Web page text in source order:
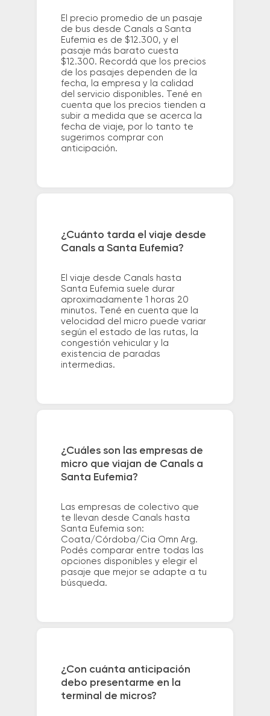
El precio promedio de un pasaje
de bus desde Canals a Santa
Eufemia es de $12.300, y el
pasaje más barato cuesta
$12.300. Recordá que los precios
de los pasajes dependen de la
fecha, la empresa y la calidad
del servicio disponibles. Tené en
cuenta que los precios tienden a
subir a medida que se acerca la
fecha de viaje, por lo tanto te
sugerimos comprar con
anticipación.
¿Cuánto tarda el viaje desde
Canals a Santa Eufemia?
El viaje desde Canals hasta
Santa Eufemia suele durar
aproximadamente 1 horas 20
minutos. Tené en cuenta que la
velocidad del micro puede variar
según el estado de las rutas, la
congestión vehicular y la
existencia de paradas
intermedias.
¿Cuáles son las empresas de
micro que viajan de Canals a
Santa Eufemia?
Las empresas de colectivo que
te llevan desde Canals hasta
Santa Eufemia son:
Coata/Córdoba/Cia Omn Arg.
Podés comparar entre todas las
opciones disponibles y elegir el
pasaje que mejor se adapte a tu
búsqueda.
¿Con cuánta anticipación
debo presentarme en la
terminal de micros?